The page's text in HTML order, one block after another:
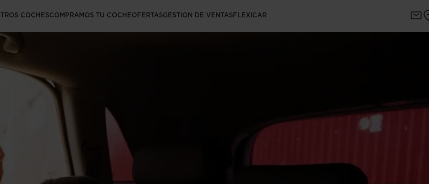
COCHESCOMPRAMOS TU COCHEOFERTASGESTION DE VENTASFLEXICAR
silla de coche